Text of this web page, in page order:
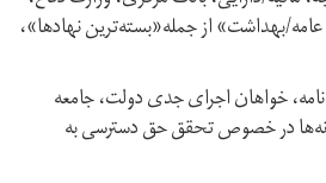
بهداشت» از جمله‌«بسته‌ترین نهادها»،
خواهان اجرای جدی دولت، جامعه
در خصوص تحقق حق دسترسی به